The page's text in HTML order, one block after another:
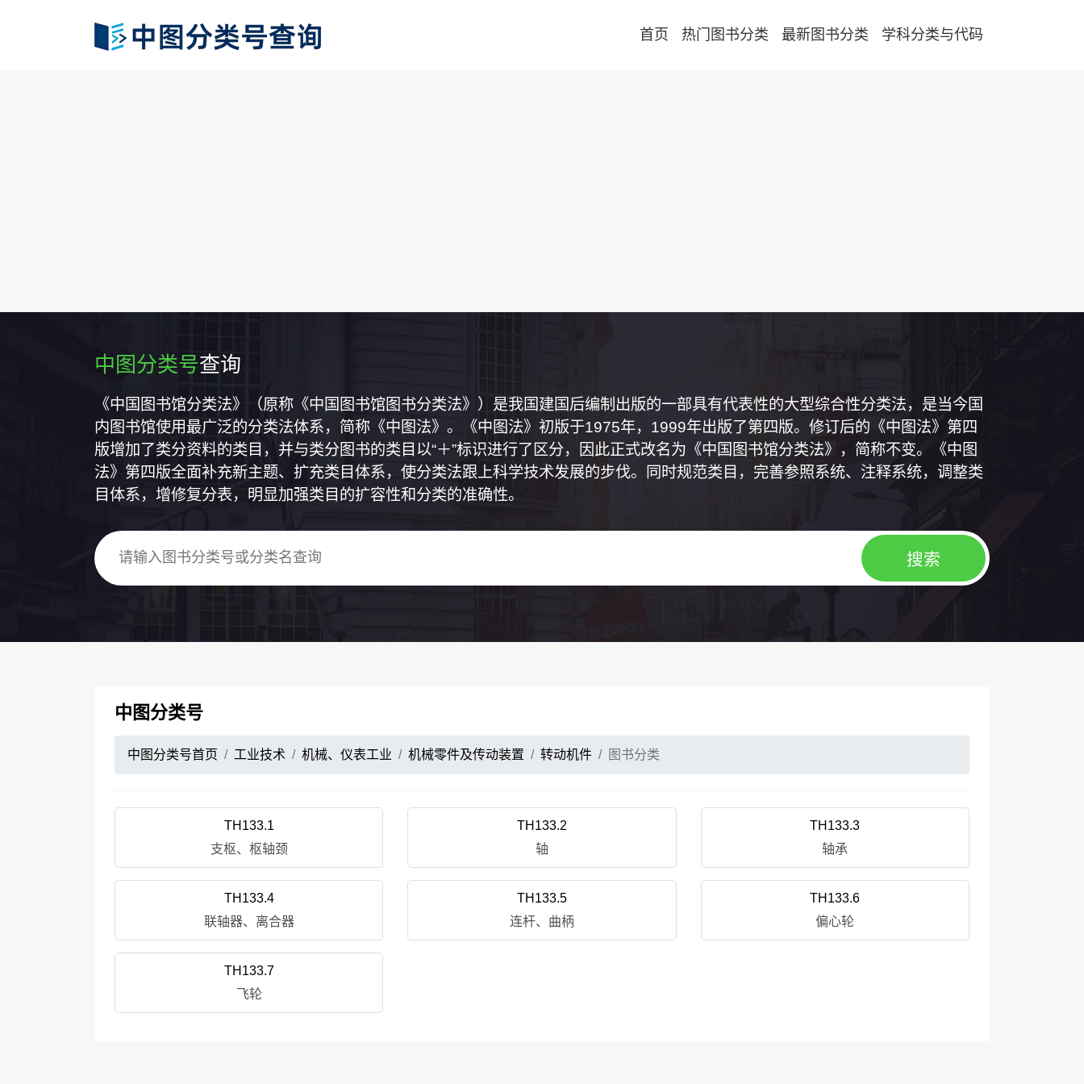
首页 热门图书分类 最新图书分类 学科分类与代码
中图分类号查询
《中国图书馆分类法》（原称《中国图书馆图书分类法》）是我国建国后编制出版的一部具有代表性的大型综合性分类法，是当今国
内图书馆使用最广泛的分类法体系，简称《中图法》。《中图法》初版于1975年，1999年出版了第四版。修订后的《中图法》第四
版增加了类分资料的类目，并与类分图书的类目以“＋”标识进行了区分，因此正式改名为《中国图书馆分类法》，简称不变。《中图
法》第四版全面补充新主题、扩充类目体系，使分类法跟上科学技术发展的步伐。同时规范类目，完善参照系统、注释系统，调整类
目体系，增修复分表，明显加强类目的扩容性和分类的准确性。
中图分类号
中图分类号首页 工业技术 机械、仪表工业 机械零件及传动装置 转动机件 图书分类
TH133.1
支枢、枢轴颈
TH133.2
轴
TH133.3
轴承
TH133.4
联轴器、离合器
TH133.5
连杆、曲柄
TH133.6
偏心轮
TH133.7
飞轮